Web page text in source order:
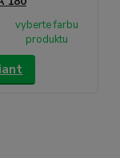
vyberte farbu
produktu